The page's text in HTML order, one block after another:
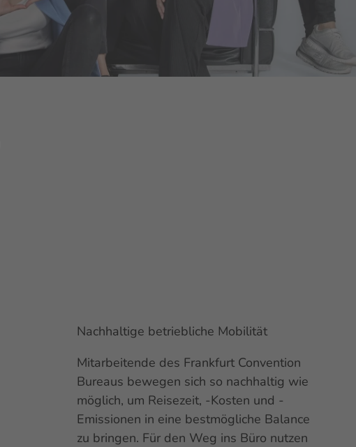
Nachhaltige betriebliche Mobilität
Mitarbeitende des Frankfurt Convention
Bureaus bewegen sich so nachhaltig wie
möglich, um Reisezeit, -Kosten und -
Emissionen in eine bestmögliche Balance
zu bringen. Für den Weg ins Büro nutzen